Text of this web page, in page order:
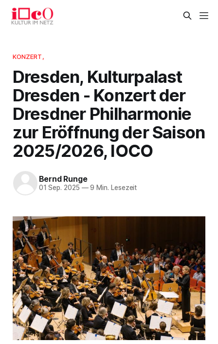
KONZERT,
Dresden, Kulturpalast
Dresden - Konzert der
Dresdner Philharmonie
zur Eröffnung der Saison
2025/2026, IOCO
Bernd Runge
01 Sep. 2025 —9 Min. Lesezeit